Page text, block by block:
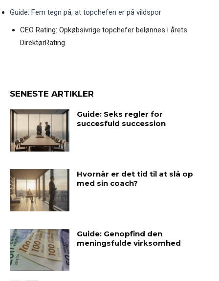
Guide: Fem tegn på, at topchefen er på vildspor
CEO Rating: Opkøbsivrige topchefer belønnes i årets
DirektørRating
SENESTE ARTIKLER
Guide: Seks regler for
succesfuld succession
Hvornår er det tid til at slå op
med sin coach?
Guide: Genopfind den
meningsfulde virksomhed